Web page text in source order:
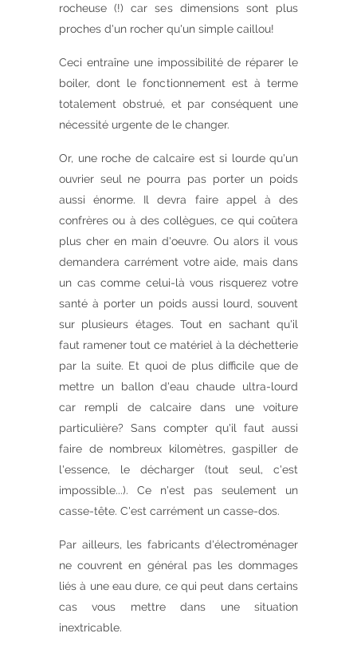
rocheuse (!) car ses dimensions sont plus
proches d'un rocher qu'un simple caillou!
Ceci entraîne une impossibilité de réparer le
boiler, dont le fonctionnement est à terme
totalement obstrué, et par conséquent une
nécessité urgente de le changer.
Or, une roche de calcaire est si lourde qu'un
ouvrier seul ne pourra pas porter un poids
aussi énorme. Il devra faire appel à des
confrères ou à des collègues, ce qui coûtera
plus cher en main d'oeuvre. Ou alors il vous
demandera carrément votre aide, mais dans
un cas comme celui-là vous risquerez votre
santé à porter un poids aussi lourd, souvent
sur plusieurs étages. Tout en sachant qu'il
faut ramener tout ce matériel à la déchetterie
par la suite. Et quoi de plus difficile que de
mettre un ballon d'eau chaude ultra-lourd
car rempli de calcaire dans une voiture
particulière? Sans compter qu'il faut aussi
faire de nombreux kilomètres, gaspiller de
l'essence, le décharger (tout seul, c'est
impossible...). Ce n'est pas seulement un
casse-tête. C'est carrément un casse-dos.
Par ailleurs, les fabricants d'électroménager
ne couvrent en général pas les dommages
liés à une eau dure, ce qui peut dans certains
cas vous mettre dans une situation
inextricable.